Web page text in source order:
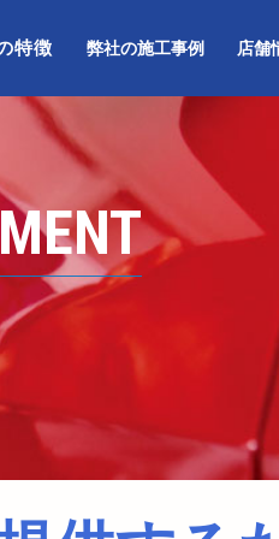
特徴 弊社の施工事例 店舗